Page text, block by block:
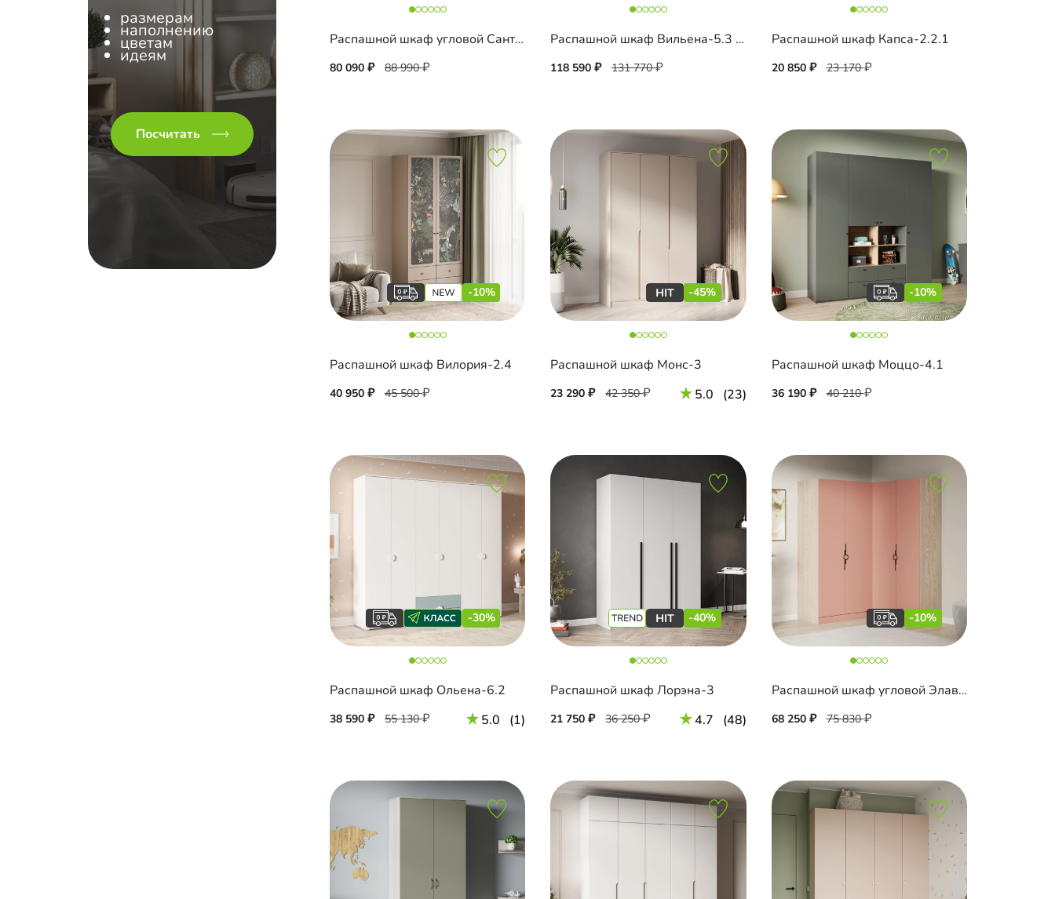
размерам
наполнению
цветам
идеям
Посчитать
Распашной шкаф угловой Санторини-600 Лайф
80 090 88 990
Распашной шкаф Вильена-5.3 с антресолью
118 590 131 770
Распашной шкаф Капса-2.2.1
20 850 23 170
-10%
Распашной шкаф Вилория-2.4
40 950 45 500
-45%
Распашной шкаф Монс-3
23 290 42 350 5.0 (23)
-10%
Распашной шкаф Моццо-4.1
36 190 40 210
-30%
Распашной шкаф Ольена-6.2
38 590 55 130 5.0 (1)
-40%
Распашной шкаф Лорэна-3
21 750 36 250 4.7 (48)
-10%
Распашной шкаф угловой Элавия-2-500 Премиум
68 250 75 830